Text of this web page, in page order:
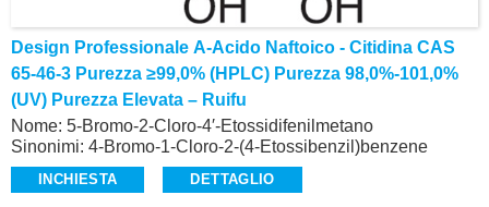
Design Professionale Α-Acido Naftoico - Citidina CAS
65-46-3 Purezza ≥99,0% (HPLC) Purezza 98,0%-101,0%
(UV) Purezza Elevata – Ruifu
Nome: 5-Bromo-2-Cloro-4′-Etossidifenilmetano
Sinonimi: 4-Bromo-1-Cloro-2-(4-Etossibenzil)benzene
CAS: 461432-23-5
Purezza: ≥99,0% (HPLC)
INCHIESTA DETTAGLIO